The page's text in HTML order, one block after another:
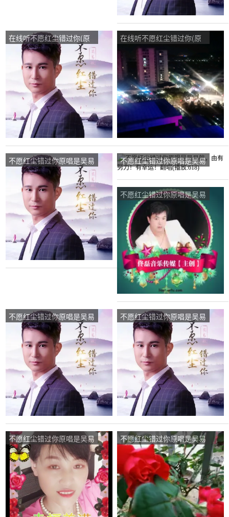
在线听不愿红尘错过你(原
唱是吴易航)，皓月琸瑄然
演唱点播:48次
在线听不愿红尘错过你(原
唱是吴易航)，玉兰演唱点
播:34次
不愿红尘错过你原唱是吴易
航，由芬芳翻唱(播放:89)
不愿红尘错过你原唱是吴易
航，由有努力！有幸运！翻
唱(播放:618)
不愿红尘错过你原唱是吴易
航，由雪儿飞飞翻唱(播
放:23)
不愿红尘错过你原唱是吴易
航，由等待翻唱(播放:71)
不愿红尘错过你原唱是吴易
航，由燕梅翻唱(播放:53)
不愿红尘错过你原唱是吴易
航，由我爱我家翻唱(播
放:17)
不愿红尘错过你原唱是吴易
航，由有缘相聚不听勿评翻
唱(播放:142)